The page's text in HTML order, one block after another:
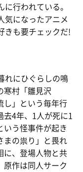
行われている。
気になったアニメ
きも要チェックだ!
れにひぐらしの鳴
寒村「雛見沢
し」という毎年行
去4年、1人が死に1
いう怪事件が起き
まの祟り」と畏れ
に、登場人物と共
原作は同人サーク